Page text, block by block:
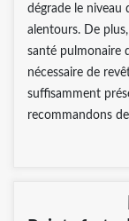
dégrade le niveau
alentours. De
santé pulmonaire
nécessaire de
suffisamment
recommandons